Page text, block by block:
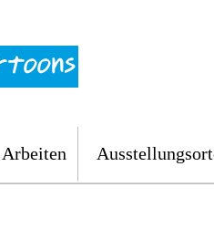
Arbeiten